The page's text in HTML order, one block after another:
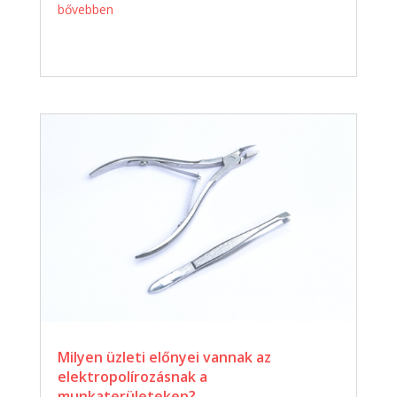
bővebben
Milyen üzleti előnyei vannak az
elektropolírozásnak a